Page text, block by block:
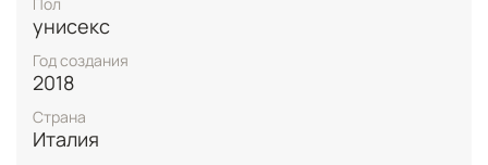
звучание гармоничная база из сандалового
дерева, амброксана и мускуса, создающая
стойкий и обволакивающий шлейф. Уместен днём и
вечером, особенно в прохладное время года.
строгим гардеробом и элегантными вечерними
образами, подчёркивая утончённость и
унисекс
Год создания
2018
Страна
Италия